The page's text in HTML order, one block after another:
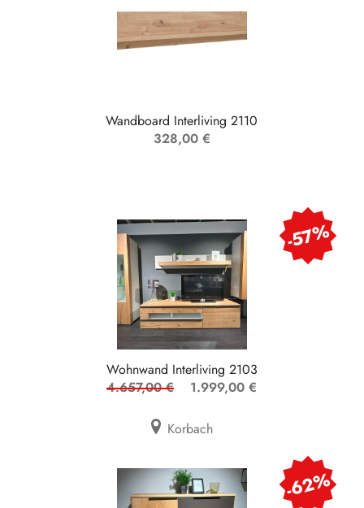
Wandboard Interliving 2110
328,00 €
Wohnwand Interliving 2103
4.657,00 €
1.999,00 €
Korbach
-57%
-62%